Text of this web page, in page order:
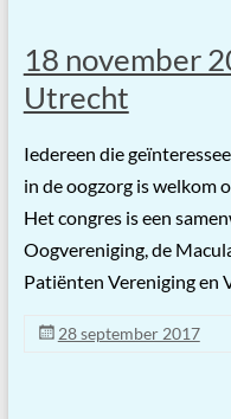
18 november
Utrecht
Iedereen die
in de oogzorg is welkom
Het congres is een
Oogvereniging, de
Patiënten Vereniging en
28 september 2017